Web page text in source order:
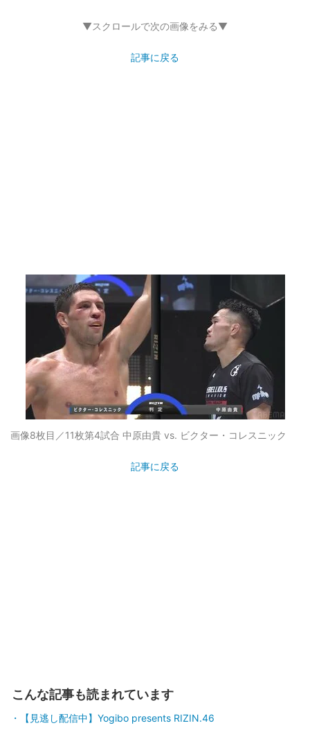
▼スクロールで次の画像をみる▼
記事に戻る
画像8枚目／11枚第4試合 中原由貴 vs. ビクター・コレスニック
記事に戻る
こんな記事も読まれています
【見逃し配信中】Yogibo presents RIZIN.46